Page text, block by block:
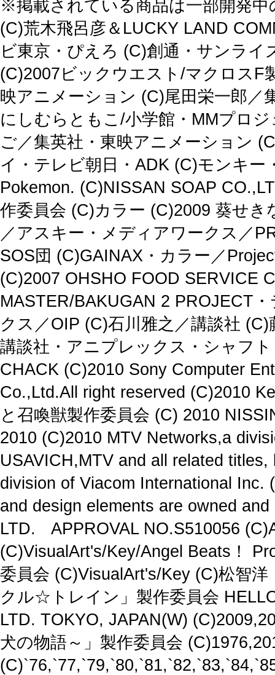
※掲載されている商品は一部開発
(C)荒木飛呂彦＆LUCKY LAND
ビ東京・ぴえろ (C)創通・サンラ
(C)2007ビックウエスト/マクロスF
映アニメーション (C)尾田栄一郎／
にしむらともこ/小学館・MMプロ
ご／集英社・東映アニメーション
イ・テレビ朝日・ADK (C)モンキー
Pokemon. (C)NISSAN SOAP
作委員会 (C)カラー (C)2009 葵せき
／アスキー・メディアワークス／
SOS団 (C)GAINAX・カラー／
(C)2007 OHSHO FOOD SERVICE
MASTER/BAKUGAN 2 PROJECT
クス／OIP (C)石川雅之／講談社
講談社・アニプレックス・シャフ
CHACK (C)2010 Sony Computer
Co.,Ltd.All right reserved (C)2010
と召喚獣製作委員会 (C) 2010
2010 (C)2010 MTV Networks,a
USAVICH,MTV and all related
division of Viacom International Inc.
and design elements are owned
LTD. APPROVAL NO.S510056
(C)VisualArt's/Key/Angel Beats！
委員会 (C)VisualArt's/Key (C)松智
クル☆トレイン」製作委員会
LTD. TOKYO, JAPAN(W)
犬の物語～」製作委員会